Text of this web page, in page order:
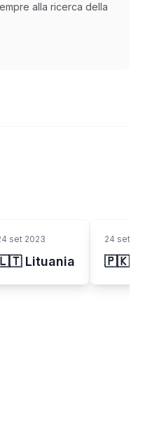
alla ricerca della
set 2023
Lituania
24 set
🇵🇰